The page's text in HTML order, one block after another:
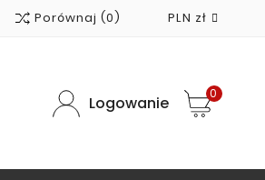
Porównaj (0) PLN zł 
Logowanie 0